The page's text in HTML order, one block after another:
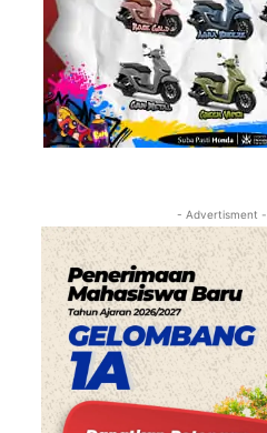
- Advertisment -